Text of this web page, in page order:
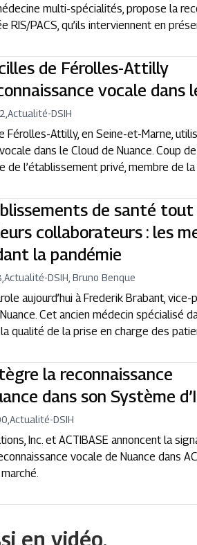
multi-spécialités, propose la
RIS/PACS, qu’ils interviennent en
de Férolles-Attilly
vocale dans
,Actualité-DSIH
Férolles-Attilly, en Seine-et-Marne,
dans le Cloud de Nuance. Coup
de l’établissement privé, membre de
de santé tout
collaborateurs : les
la pandémie
,Actualité-DSIH, Bruno Benque
aujourd’hui à Frederik Brabant,
Cet ancien médecin spécialisé
qualité de la prise en charge des
la reconnaissance
dans son Système
,Actualité-DSIH
Inc. et ACTIBASE annoncent la
vocale de Nuance dans
en vidéo.